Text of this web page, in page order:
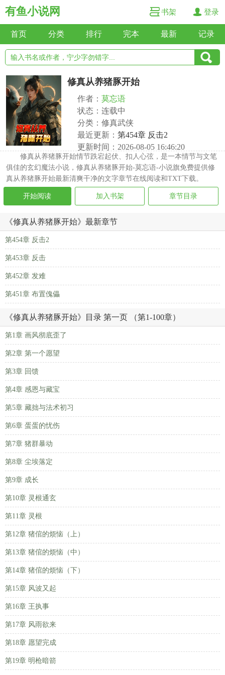
有鱼小说网 书架 登录
首页 分类 排行 完本 最新 记录
修真从养猪豚开始
作者： 莫忘语
状态：连载中
分类：修真武侠
最近更新： 第454章 反击2
更新时间：2026-08-05 16:46:20
修真从养猪豚开始情节跌宕起伏、扣人心弦，是一本情节与文笔
俱佳的玄幻魔法小说，修真从养猪豚开始-莫忘语-小说旗免费提供修
真从养猪豚开始最新清爽干净的文字章节在线阅读和TXT下载。
开始阅读 加入书架 章节目录
《修真从养猪豚开始》最新章节
第454章 反击2
第453章 反击
第452章 发难
第451章 布置傀儡
《修真从养猪豚开始》目录 第一页 （第1-100章）
第1章 画风彻底歪了
第2章 第一个愿望
第3章 回馈
第4章 感恩与藏宝
第5章 藏拙与法术初习
第6章 蛋蛋的忧伤
第7章 猪群暴动
第8章 尘埃落定
第9章 成长
第10章 灵根通玄
第11章 灵根
第12章 猪倌的烦恼（上）
第13章 猪倌的烦恼（中）
第14章 猪倌的烦恼（下）
第15章 风波又起
第16章 王执事
第17章 风雨欲来
第18章 愿望完成
第19章 明枪暗箭